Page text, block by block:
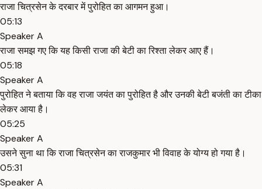
राजा चित्रसेन के दरबार में पुरोहित का आगमन हुआ।
05:13
Speaker A
राजा समझ गए कि यह किसी राजा की बेटी का रिश्ता लेकर आए हैं।
05:18
Speaker A
पुरोहित ने बताया कि वह राजा जयंत का पुरोहित है और उनकी बेटी बजंती का टीका
लेकर आया है।
05:25
Speaker A
उसने सुना था कि राजा चित्रसेन का राजकुमार भी विवाह के योग्य हो गया है।
05:31
Speaker A